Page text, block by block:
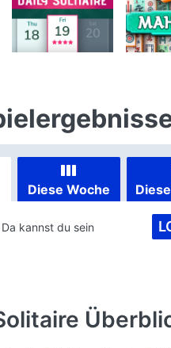
Diese Woche
Da kannst du sein